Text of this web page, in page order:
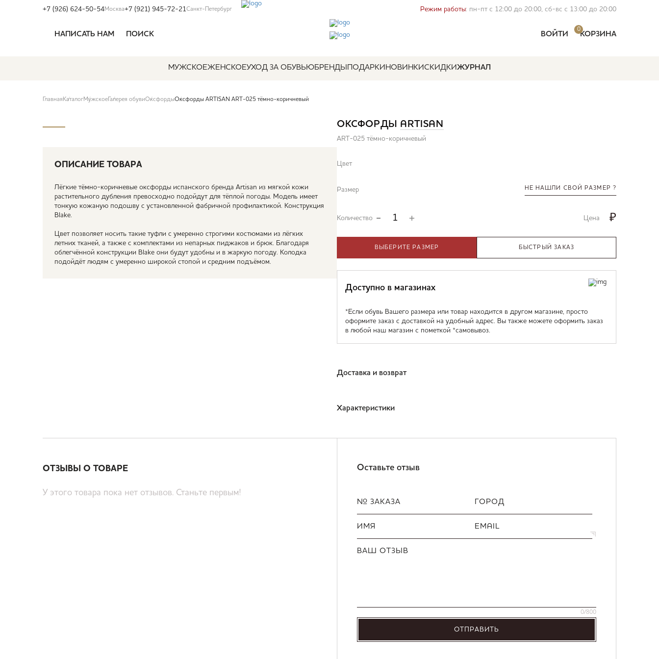
+7 (926) 624-50-54Москва+7 (921) 945-72-21Санкт-Петербург Режим работы: пн-пт с 12:00 до 20:00, сб-вс с 13:00 до 20:00
НАПИСАТЬ НАМ ПОИСК ВОЙТИ
0
КОРЗИНА
МУЖСКОЕЖЕНСКОЕУХОД ЗА ОБУВЬЮБРЕНДЫ ПОДАРКИ НОВИНКИСКИДКИЖУРНАЛ
Главная КаталогМужское Галерея обувиОксфордыОксфорды ARTISAN ART-025 тёмно-коричневый
ОПИСАНИЕ ТОВАРА
Лёгкие тёмно-коричневые оксфорды испанского бренда Artisan из мягкой кожи
растительного дубления превосходно подойдут для тёплой погоды. Модель имеет
тонкую кожаную подошву с установленной фабричной профилактикой. Конструкция
Blake.
Цвет позволяет носить такие туфли с умеренно строгими костюмами из лёгких
летних тканей, а также с комплектами из непарных пиджаков и брюк. Благодаря
облегчённой конструкции Blake они будут удобны и в жаркую погоду. Колодка
подойдёт людям с умеренно широкой стопой и средним подъёмом.
ОКСФОРДЫ ARTISAN
ART-025 тёмно-коричневый
Цвет
Размер НЕ НАШЛИ СВОЙ РАЗМЕР ?
Количество Цена ₽
ВЫБЕРИТЕ РАЗМЕР БЫСТРЫЙ ЗАКАЗ
Доступно в магазинах
*Если обувь Вашего размера или товар находится в другом магазине, просто
оформите заказ с доставкой на удобный адрес. Вы также можете оформить заказ
в любой наш магазин с пометкой *самовывоз.
Доставка и возврат
Характеристики
ОТЗЫВЫ О ТОВАРЕ
У этого товара пока нет отзывов. Станьте первым!
Оставьте отзыв
№ ЗАКАЗА ГОРОД
ИМЯ EMAIL
ВАШ ОТЗЫВ
0/800
ОТПРАВИТЬ